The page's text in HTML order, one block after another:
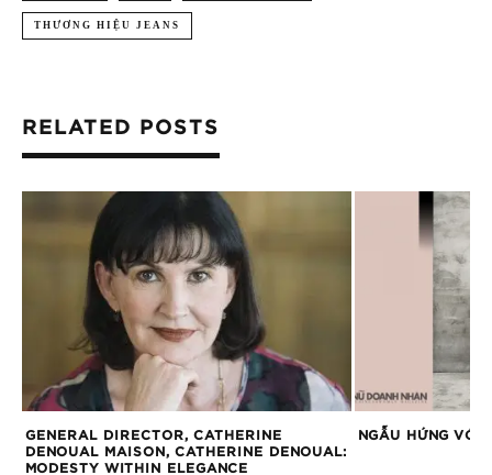
THƯƠNG HIỆU JEANS
RELATED POSTS
GENERAL DIRECTOR, CATHERINE
DENOUAL MAISON, CATHERINE DENOUAL:
MODESTY WITHIN ELEGANCE
NGẪU HỨNG VỚI